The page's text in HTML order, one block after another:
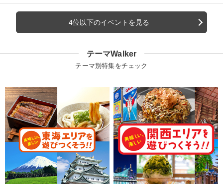
4位以下のイベントを見る
テーマWalker
テーマ別特集をチェック